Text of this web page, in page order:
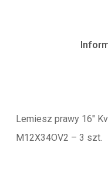
Lemiesz prawy 16″
M12X34OV2 – 3 szt.